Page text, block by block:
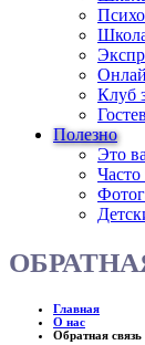
Клуб
Полезно
Это
Главная
О нас
Обратная связь